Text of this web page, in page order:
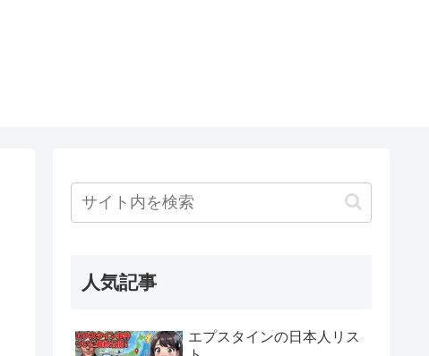
人気記事
エプスタインの日本人リス